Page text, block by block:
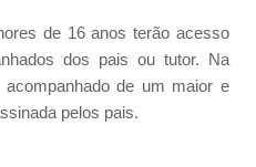
de 16 anos terão acesso
dos pais ou tutor. Na
de um maior e
pelos pais.